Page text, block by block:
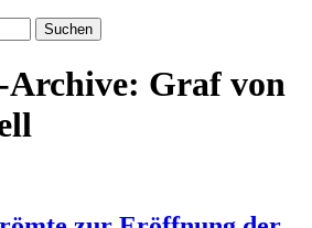
Archive: Graf von